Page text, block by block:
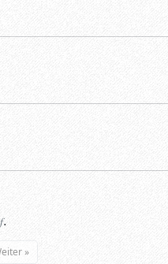
f.
»